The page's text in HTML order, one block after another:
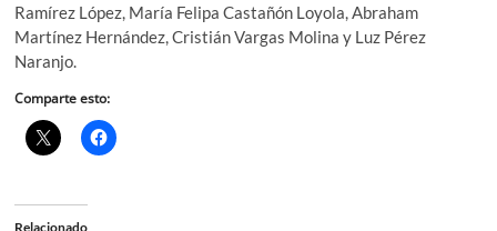
Ramírez López, María Felipa Castañón Loyola, Abraham
Martínez Hernández, Cristián Vargas Molina y Luz Pérez
Naranjo.
Comparte esto:
Relacionado